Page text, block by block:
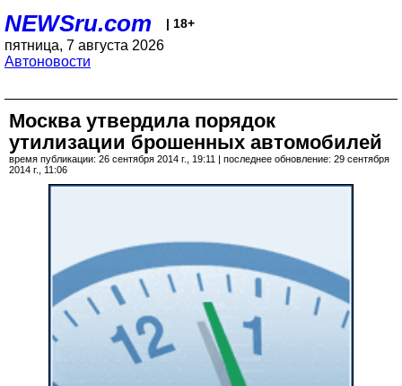
NEWSru.com | 18+
пятница, 7 августа 2026
Автоновости
Москва утвердила порядок
утилизации брошенных автомобилей
время публикации: 26 сентября 2014 г., 19:11 | последнее обновление: 29 сентября
2014 г., 11:06